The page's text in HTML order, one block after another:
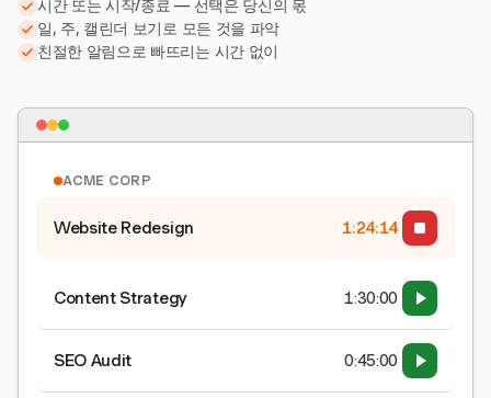
시간 또는 시작/종료 — 선택은 당신의 몫
일, 주, 캘린더 보기로 모든 것을 파악
친절한 알림으로 빠뜨리는 시간 없이
ACME CORP
Website Redesign 1:24:15
Content Strategy 1:30:00
SEO Audit 0:45:00